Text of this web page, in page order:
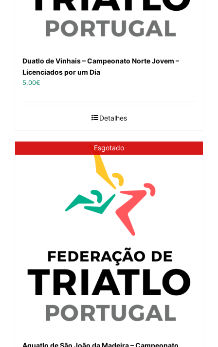
Duatlo de Vinhais – Campeonato Norte Jovem –
Licenciados por um Dia
5,00€
Detalhes
Esgotado
Aquatlo de São João da Madeira – Campeonato